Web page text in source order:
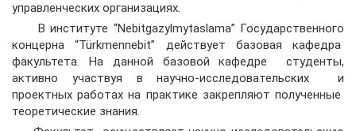
управленческих организациях.
В институте “Nebitgazylmytaslama” Государственного
концерна “Türkmennebit” действует базовая кафедра
факультета. На данной базовой кафедре студенты,
активно участвуя в научно-исследовательских и
проектных работах на практике закрепляют полученные
теоретические знания.